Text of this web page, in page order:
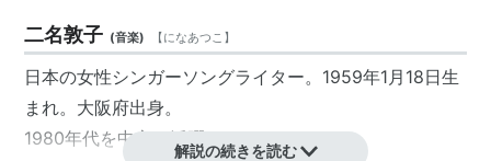
二名敦子 (音楽) 【になあつこ 】
日本の女性シンガーソングライター。1959年1月18日生
まれ。大阪府出身。
1980年代を中心に活躍した。
解説の続きを読む